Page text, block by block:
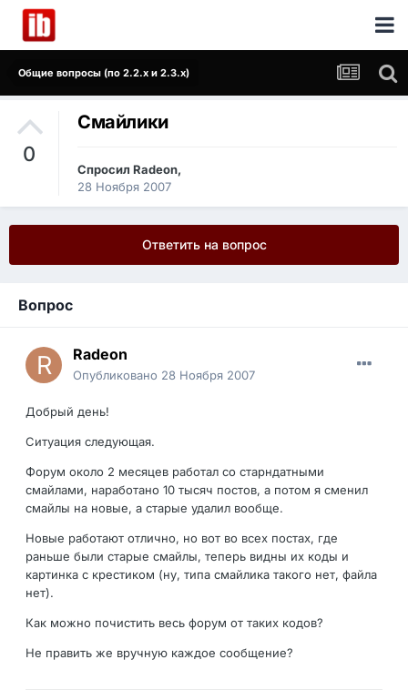
Общие вопросы (по 2.2.x и 2.3.x)
0
Смайлики
Спросил Radeon,
28 Ноября 2007
Ответить на вопрос
Вопрос
Radeon
Опубликовано 28 Ноября 2007
Добрый день!
Ситуация следующая.
Форум около 2 месяцев работал со старндатными
смайлами, наработано 10 тысяч постов, а потом я сменил
смайлы на новые, а старые удалил вообще.
Новые работают отлично, но вот во всех постах, где
раньше были старые смайлы, теперь видны их коды и
картинка с крестиком (ну, типа смайлика такого нет, файла
нет).
Как можно почистить весь форум от таких кодов?
Не править же вручную каждое сообщение?